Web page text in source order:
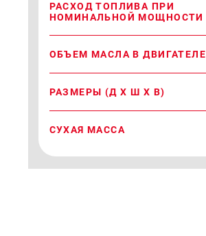
РАСХОД ТОПЛИВА ПРИ
НОМИНАЛЬНОЙ МОЩНОСТИ
ОБЪЕМ МАСЛА В ДВИГАТЕЛЕ
РАЗМЕРЫ (Д Х Ш Х В)
СУХАЯ МАССА